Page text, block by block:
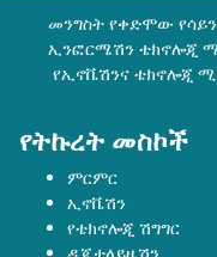
መንግስት የቀድሞው
ኢንፎርሜሽን ቴክኖሎጂ
የኢኖቬሽንና ቴክኖሎጂ
የትኩረት መስኮች
ምርምር
ኢኖቬሽን
የቴክኖሎጂ ሽግግር